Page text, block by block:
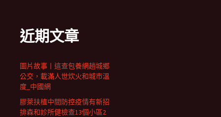
近期文章
圖片故事丨這查包養網趟城鄉
公交，載滿人世炊火和城市溫
度_中國網
膠萊扶植中間防控疫情有新招
排森和診所健檢查13個小區2